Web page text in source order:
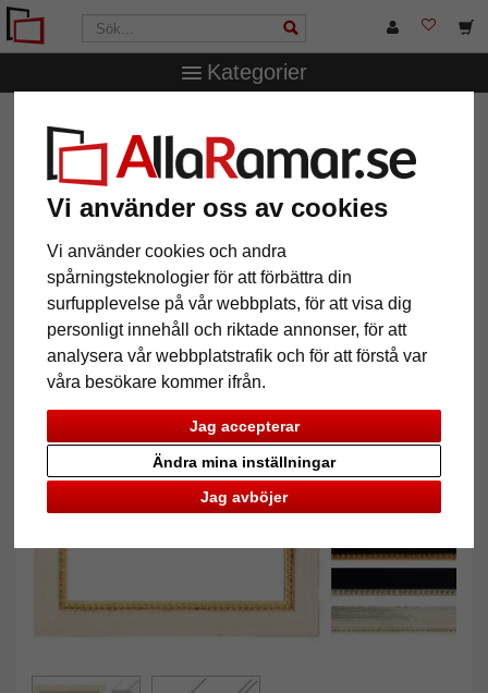
Vi använder oss av cookies
Vi använder cookies och andra
spårningsteknologier för att förbättra din
surfupplevelse på vår webbplats, för att visa dig
personligt innehåll och riktade annonser, för att
analysera vår webbplatstrafik och för att förstå var
våra besökare kommer ifrån.
Jag accepterar
Jag avböjer
Ändra mina inställningar
Kategorier
Maldon
Träram- måttbeställd Maldon